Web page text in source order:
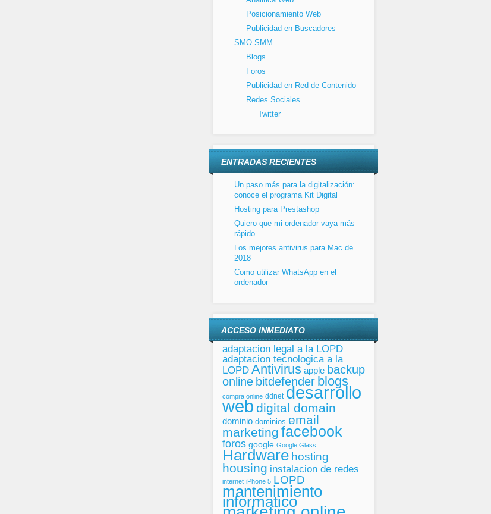
Posicionamiento Web
Publicidad en Buscadores
SMO SMM
Blogs
Foros
Publicidad en Red de Contenido
Redes Sociales
Twitter
ENTRADAS RECIENTES
Un paso más para la digitalización:
conoce el programa Kit Digital
Hosting para Prestashop
Quiero que mi ordenador vaya más
rápido …..
Los mejores antivirus para Mac de
2018
Como utilizar WhatsApp en el
ordenador
ACCESO INMEDIATO
adaptacion legal a la LOPD
adaptacion tecnologica a la
LOPD Antivirus apple backup
online bitdefender blogs
compra online ddnet desarrollo
web digital domain
dominio dominios email
marketing facebook
foros google Google Glass
Hardware hosting
housing instalacion de redes
internet iPhone 5 LOPD
mantenimiento
informatico